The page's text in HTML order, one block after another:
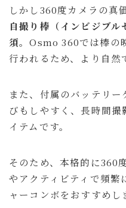
しかし360度カメラの真
自撮り棒（インビジブ
須。Osmo 360では棒の
行われるため、より自然
また、付属のバッテリ
びもしやすく、長時間
イテムです。
そのため、本格的に360
やアクティビティで頻繁
ャーコンボをおすすめし